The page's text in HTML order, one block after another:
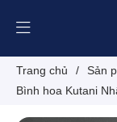
Trang chủ / Sản
Bình hoa Kutani